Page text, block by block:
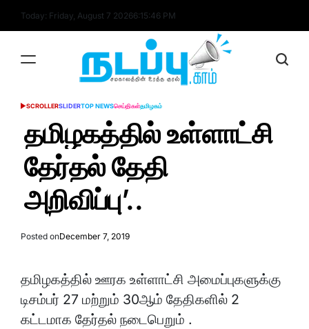
Today: Friday, August 7 20266:15:47 PM
POSTED
SCROLLERSLIDERTOP NEWSசெய்திகள்தமிழகம்
தமிழகத்தில் உள்ளாட்சி
தேர்தல் தேதி
அறிவிப்பு’..
Posted onDecember 7, 2019
தமிழகத்தில் ஊரக உள்ளாட்சி அமைப்புகளுக்கு
டிசம்பர் 27 மற்றும் 30ஆம் தேதிகளில் 2
கட்டமாக தேர்தல் நடைபெறும் .